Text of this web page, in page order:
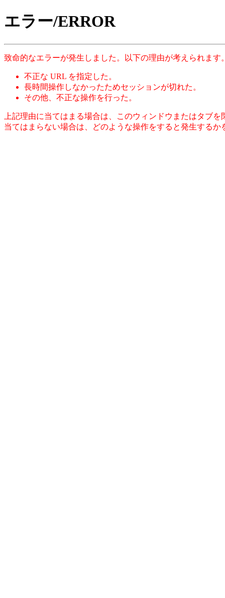
エラー/ERROR
致命的なエラーが発生しました。以下の理由が考えられます
不正な URL を指定した。
長時間操作しなかったためセッションが切れた。
その他、不正な操作を行った。
上記理由に当てはまる場合は、このウィンドウまたはタブ
当てはまらない場合は、どのような操作をすると発生する